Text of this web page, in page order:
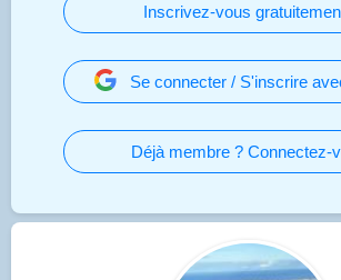
Inscrivez-vous
Se connecter / S'inscrire
Déjà membre ? Connectez-